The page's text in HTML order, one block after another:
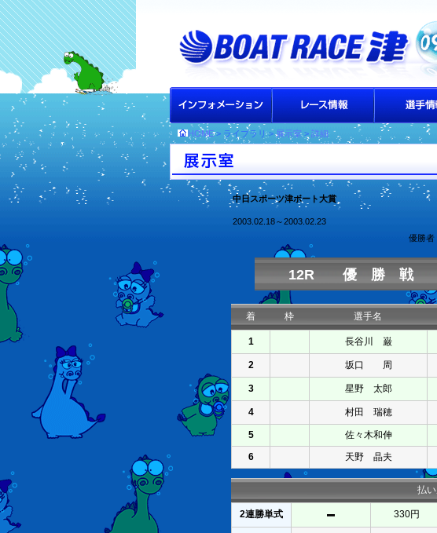
HOME> ライブラリ >展示室> 詳細
中日スポーツ津ボート大賞
2003.02.18～2003.02.23
優勝
12R 優 勝 戦
着 枠 選手名
1 長谷川 巌
2 坂口 周
3 星野 太郎
4 村田 瑞穂
5 佐々木和伸
6
天野 晶夫
払
2連勝単式 330円